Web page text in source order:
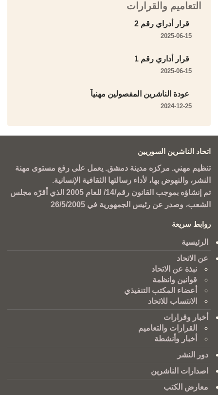
التعاميم والقرارات
قرار أدراي رقم 2
2025-06-15
قرار أداري رقم 1
2025-06-15
عودة الناشرين المفصولين مهنياً
2024-12-25
اتحاد الناشرين السوريين
تنظيم مهني. مركزه مدينة دمشق. يعمل على رفع مستوى مهنة
النشر، والنهوض بها، لأداء رسالتها الثقافية الإنسانية.
تم إنشاؤه بموجب القانون رقم/14/ للعام 2005 الذي أقرّه مجلس
الشعب، وصدر عن رئيس الجمهورية في 26/5/2005
روابط سريعة
الرئيسية
عن الاتحاد
نبذة عن الاتحاد
قوانين وانظمة
أعضاء المكتب التنفيذي
الانتساب للاتحاد
أخبار وقرارات
القرارات والتعاميم
أخبار وأنشطة
دور النشر
اصدارات الناشرين
معارض الكتب